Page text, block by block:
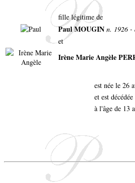
fille légitime de
Paul MOUGIN n. 1926 -
et
Irène Marie Angèle
est née le 26
et est
à l'âge de 13